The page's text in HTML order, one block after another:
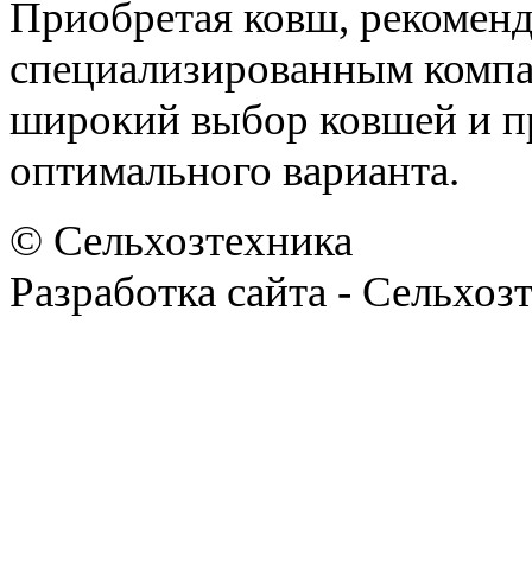
Приобретая ковш,
специализированным
широкий выбор ковшей и
оптимального варианта.
© Сельхозтехника
Разработка сайта -